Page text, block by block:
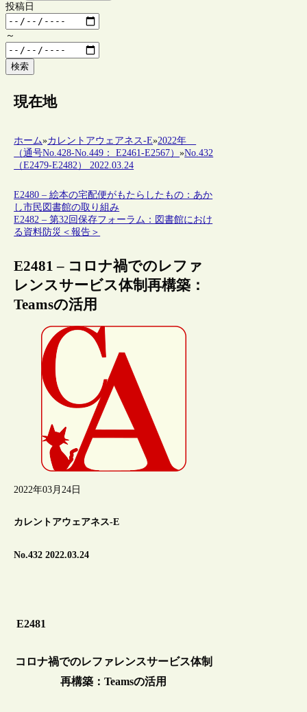
投稿日
～
検索
現在地
ホーム»カレントアウェアネス-E»2022年
（通号No.428-No.449： E2461-E2567）»No.432
（E2479-E2482） 2022.03.24
E2480 – 絵本の宅配便がもたらしたもの：あか
し市民図書館の取り組み
E2482 – 第32回保存フォーラム：図書館におけ
る資料防災＜報告＞
E2481 – コロナ禍でのレファ
レンスサービス体制再構築：
Teamsの活用
2022年03月24日
カレントアウェアネス-E
No.432 2022.03.24
E2481
コロナ禍でのレファレンスサービス体制
再構築：Teamsの活用